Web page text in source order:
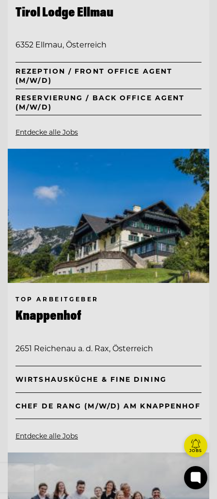
Tirol Lodge Ellmau
6352 Ellmau, Österreich
REZEPTION / FRONT OFFICE AGENT
(M/W/D)
RESERVIERUNG / BACK OFFICE AGENT
(M/W/D)
Entdecke alle Jobs
TOP ARBEITGEBER
Knappenhof
2651 Reichenau a. d. Rax, Österreich
WIRTSHAUSKÜCHE & FINE DINING
CHEF DE RANG (M/W/D) AM KNAPPENHOF
Entdecke alle Jobs
JOBS